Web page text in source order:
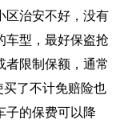
区治安不好，没有
车型，最好保盗抢
者限制保额，通常
买了不计免赔险也
子的保费可以降